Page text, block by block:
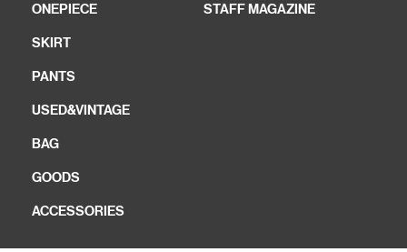
ONEPIECE
SKIRT
PANTS
USED&VINTAGE
BAG
GOODS
ACCESSORIES
STAFF MAGAZINE